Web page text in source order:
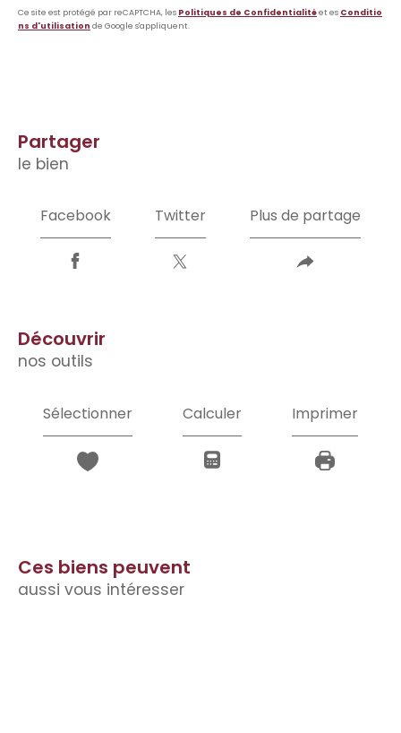
Ce site est protégé par reCAPTCHA, les Politiques de Confidentialitéet es Conditio
ns d'utilisation de Google s'appliquent.
partager
le bien
Facebook Twitter Plus de partage
découvrir
nos outils
Sélectionner Calculer Imprimer
Ces biens peuvent
aussi vous intéresser